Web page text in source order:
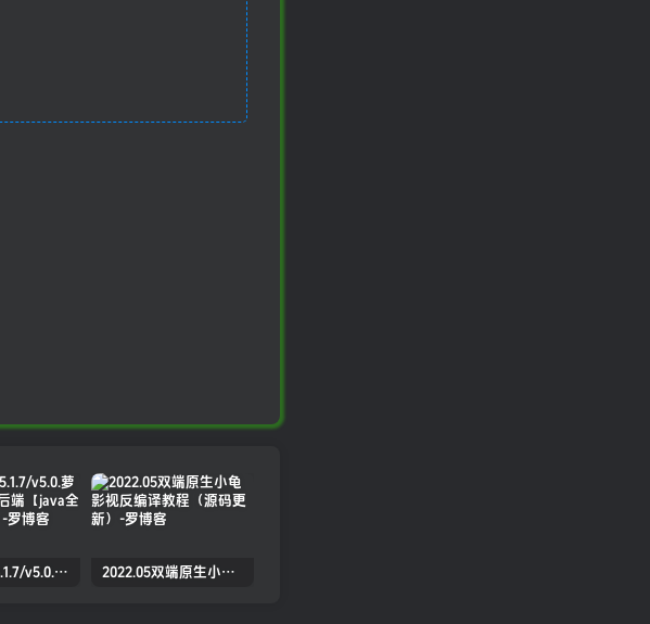
绿豆最新v5.1.7/v5.0.萝卜app源码前后端【java全开源免授权】 2022.05双端原生小龟影视反编译教程（源码更新）